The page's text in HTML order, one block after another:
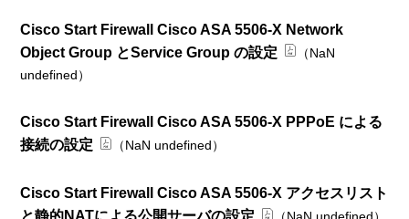
Cisco Start Firewall Cisco ASA 5506-X Network
Object Group とService Group の設定
（NaN
undefined）
Cisco Start Firewall Cisco ASA 5506-X PPPoE による
接続の設定
（NaN undefined）
Cisco Start Firewall Cisco ASA 5506-X アクセスリスト
（NaN undefined）